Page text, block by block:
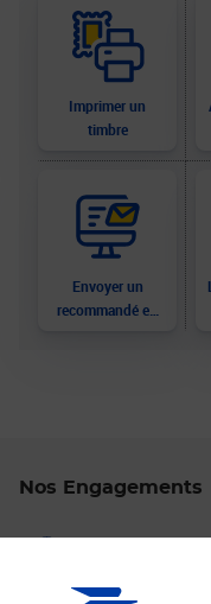
Imprimer un
timbre
Envoyer un
recommandé en
Nos Engagements
Localiser un